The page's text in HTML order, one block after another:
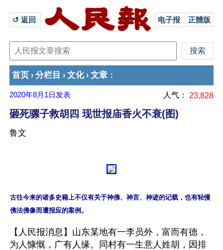
↺ 返回 电子报 正體版
首页 › 分栏目 › 文化› 文章 ：
2020年8月1日 发表 人气： 23,828
砸死骡子救胡四 现世报庙香火不衰(图)
鲁文
古往今来的诸多史籍上不仅有关于神佛、神言、神迹的记载，也有轻慢
【人民报消息】山东某地有一李员外，富而有德，
为人慷慨，广有人缘。同村有一生意人姓胡，因排